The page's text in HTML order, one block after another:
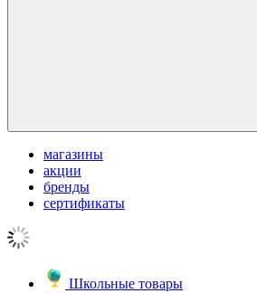
магазины
акции
бренды
сертификаты
Школьные товары